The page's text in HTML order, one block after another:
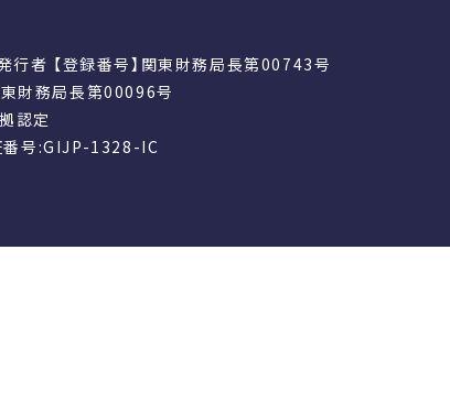
者 【登録番号】関東財務局長第00743号
東財務局長第00096号
認定
号:GIJP-1328-IC